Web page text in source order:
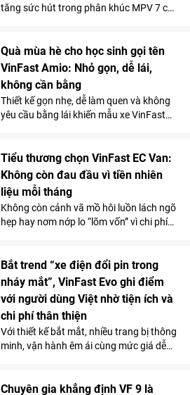
tăng sức hút trong phân khúc MPV 7 chỗ
chuyến đi xa.
Quà mùa hè cho học sinh gọi tên
VinFast Amio: Nhỏ gọn, dễ lái,
không cần bằng
Thiết kế gọn nhẹ, dễ làm quen và không
yêu cầu bằng lái khiến mẫu xe VinFast
hàng có nhu cầu di chuyển cự ly ngắn.
Tiểu thương chọn VinFast EC Van:
Không còn đau đầu vì tiền nhiên
liệu mỗi tháng
Không còn cảnh vã mồ hôi luồn lách ngõ
hẹp hay nơm nớp lo “lõm vốn” vì chi phí
coi đây là “cỗ máy sinh lời”.
Bắt trend “xe điện đổi pin trong
nháy mắt”, VinFast Evo ghi điểm
với người dùng Việt nhờ tiện ích và
chi phí thân thiện
Với thiết kế bắt mắt, nhiều trang bị thông
minh, vận hành êm ái cùng mức giá dễ
Chuyên gia khẳng định VF 9 là